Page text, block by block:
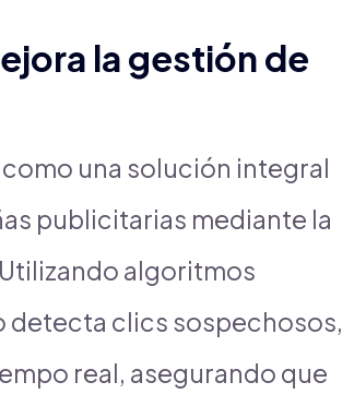
la gestión de
una solución integral
publicitarias mediante la
algoritmos
detecta clics sospechosos,
real, asegurando que